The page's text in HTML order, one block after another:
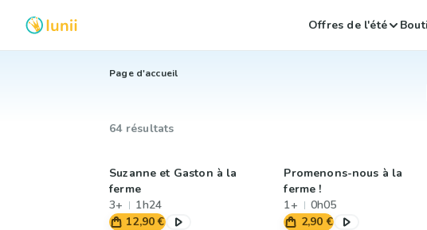
Offres de l'été
Page d'accueil
64 résultats
Suzanne et Gaston à la
ferme
3+
1h24
12,90 €
Promenons-nous à la
ferme !
1+
0h05
2,90 €